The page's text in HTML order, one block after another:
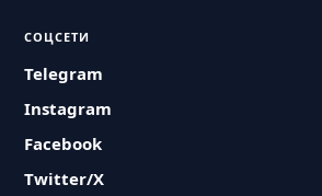
СОЦСЕТИ
Telegram
Instagram
Facebook
Twitter/X